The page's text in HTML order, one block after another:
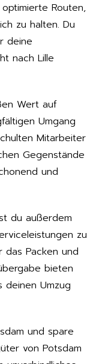
Routen,
zu halten. Du
deine
nach Lille
Wert auf
Umgang
Mitarbeiter
Gegenstände
und
du außerdem
zu
das Packen und
bieten
deinen Umzug
und spare
von Potsdam